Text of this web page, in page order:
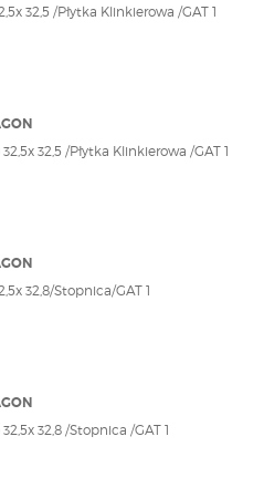
32,5 /Płytka Klinkierowa /GAT 1
32,5 /Płytka Klinkierowa /GAT 1
32,8/Stopnica/GAT 1
32,8 /Stopnica /GAT 1